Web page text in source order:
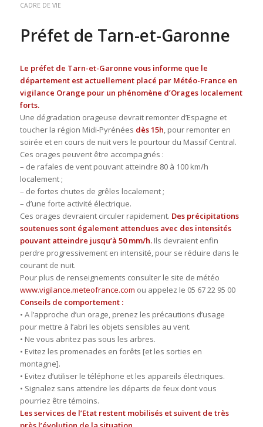
CADRE DE VIE
Préfet de Tarn-et-Garonne
Le préfet de Tarn-et-Garonne vous informe que le
département est actuellement placé par Météo-France en
vigilance Orange pour un phénomène d’Orages localement
forts.
Une dégradation orageuse devrait remonter d’Espagne et
toucher la région Midi-Pyrénées dès 15h, pour remonter en
soirée et en cours de nuit vers le pourtour du Massif Central.
Ces orages peuvent être accompagnés :
– de rafales de vent pouvant atteindre 80 à 100 km/h
localement ;
– de fortes chutes de grêles localement ;
– d’une forte activité électrique.
Ces orages devraient circuler rapidement. Des précipitations
soutenues sont également attendues avec des intensités
pouvant atteindre jusqu’à 50 mm/h.Ils devraient enfin
perdre progressivement en intensité, pour se réduire dans le
courant de nuit.
Pour plus de renseignements consulter le site de météo
www.vigilance.meteofrance.com ou appelez le 05 67 22 95 00
Conseils de comportement :
• A l’approche d’un orage, prenez les précautions d’usage
pour mettre à l’abri les objets sensibles au vent.
• Ne vous abritez pas sous les arbres.
• Evitez les promenades en forêts [et les sorties en
montagne].
• Evitez d’utiliser le téléphone et les appareils électriques.
• Signalez sans attendre les départs de feux dont vous
pourriez être témoins.
Les services de l’Etat restent mobilisés et suivent de très